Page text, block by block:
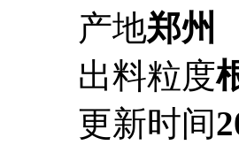
产地郑州
出料粒度
更新时间